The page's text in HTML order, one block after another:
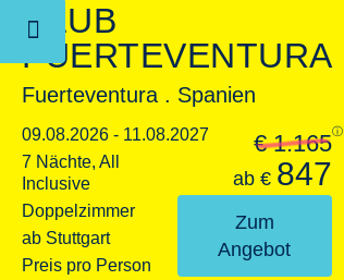
CLUB
FUERTEVENTURA
Fuerteventura . Spanien
09.08.2026 - 11.08.2027
7 Nächte, All
Inclusive
Doppelzimmer
ab Stuttgart
Preis pro Person
ⓘ
€ 1.165
ab € 847
Zum
Angebot